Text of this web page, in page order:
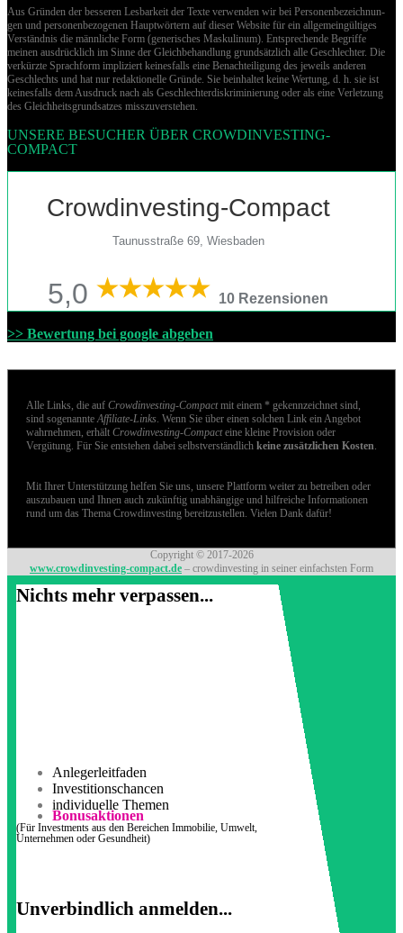
Aus Gründen der besseren Lesbarkeit der Texte verwenden wir bei Per­so­nen­be­zeich­nun­
gen und per­so­nen­be­zo­ge­nen Hauptwörtern auf dieser Website für ein allgemeingültiges
Verständnis die männliche Form (generisches Maskulinum). Entsprechende Begriffe
meinen ausdrücklich im Sinne der Gleichbehandlung grund­sätz­lich alle Geschlechter. Die
verkürzte Sprachform impliziert keinesfalls eine Benachteiligung des jeweils anderen
Geschlechts und hat nur redaktionelle Gründe. Sie beinhaltet keine Wertung, d. h. sie ist
keinesfalls dem Ausdruck nach als Geschlechterdiskriminierung oder als eine Verletzung
des Gleich­heits­grund­sat­zes misszuverstehen.
UNSERE BESUCHER ÜBER CROWDINVESTING-
COMPACT
Crowdinvesting-Compact
Taunusstraße 69, Wiesbaden
5,0 10 Rezensionen
>> Bewertung bei google abgeben
Alle Links, die auf Crowdinvesting-Compactmit einem * gekennzeichnet sind,
sind sogenannteAffiliate-Links. Wenn Sie über einen solchen Link ein Angebot
wahrnehmen, erhält Crowdinvesting-Compacteine kleine Provision oder
Vergütung. Für Sie entstehen dabei selbstverständlich keine zusätzlichen Kosten.
Mit Ihrer Unterstützung helfen Sie uns, unsere Plattform weiter zu betreiben oder
auszubauen und Ihnen auch zukünftig unabhängige und hilfreiche Informationen
rund um das Thema Crowdinvesting bereitzustellen. Vielen Dank dafür!
Copyright © 2017-2026
www.crowdinvesting-compact.de – crowdinvesting in seiner einfachsten Form
Nichts mehr verpassen...
Anlegerleitfaden
Investitionschancen
individuelle Themen
Bonusaktionen
(Für Investments aus den Bereichen Immobilie, Umwelt,
Unternehmen oder Gesundheit)
Unverbindlich anmelden...